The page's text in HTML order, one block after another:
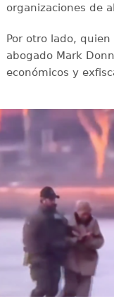
organizaciones de
Por otro lado,
abogado Mark
económicos y